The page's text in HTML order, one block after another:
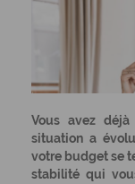
Vous avez
situation a
votre budget se
stabilité qui